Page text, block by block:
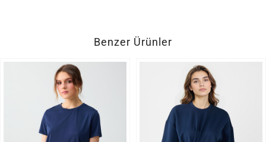
Benzer Ürünler